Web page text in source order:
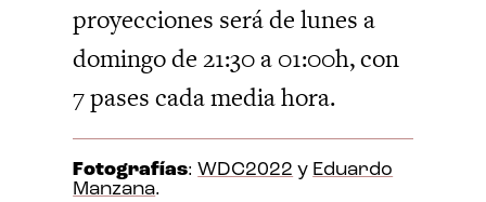
proyecciones será de lunes a
domingo de 21:30 a 01:00h, con
7 pases cada media hora.
Fotografías:WDC2022 y Eduardo
Manzana.